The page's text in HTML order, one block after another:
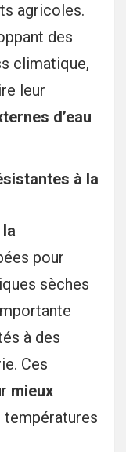
agricoles.
des
climatique,
leur
d’eau
à la
pour
sèches
à des
Ces
mieux